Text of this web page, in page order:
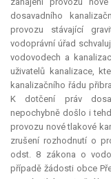
dosavadního
provozu stávající
vodoprávní úřad
vodovodech a
uživatelů kanalizace,
kanalizačního řádu
K dotčení práv
nepochybně došlo i
provozu nové tlakové
zrušení rozhodnutí o
odst. 8 zákona o
případě žádosti obce